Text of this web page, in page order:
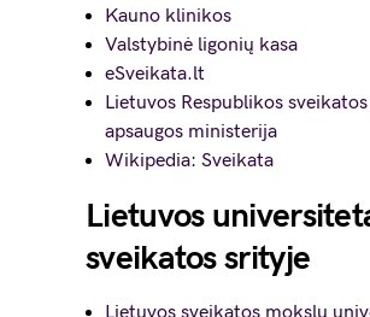
Kauno klinikos
Valstybinė ligonių kasa
eSveikata.lt
Lietuvos Respublikos sveikatos
apsaugos ministerija
Wikipedia: Sveikata
Lietuvos
sveikatos srityje